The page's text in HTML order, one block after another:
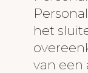
het
van een